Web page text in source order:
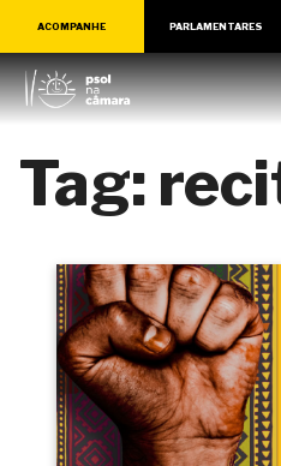
ACOMPANHE PARLAMENTARES
Tag: